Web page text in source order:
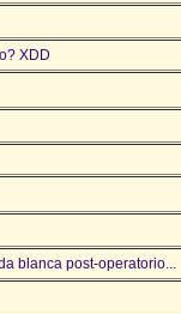
XDD
blanca post-operatorio...